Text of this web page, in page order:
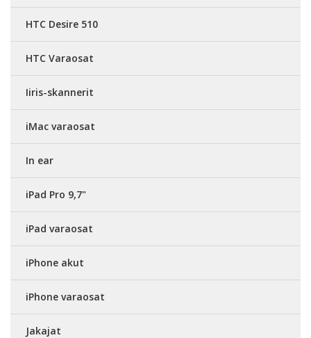
HTC Desire 510
HTC Varaosat
Iiris-skannerit
iMac varaosat
In ear
iPad Pro 9,7"
iPad varaosat
iPhone akut
iPhone varaosat
Jakajat